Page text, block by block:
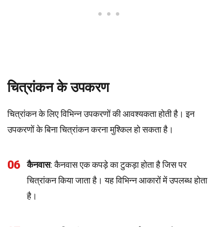
चित्रांकन के उपकरण
चित्रांकन के लिए विभिन्न उपकरणों की आवश्यकता होती है। इन
उपकरणों के बिना चित्रांकन करना मुश्किल हो सकता है।
06 कैनवास: कैनवास एक कपड़े का टुकड़ा होता है जिस पर
चित्रांकन किया जाता है। यह विभिन्न आकारों में उपलब्ध होता
है।